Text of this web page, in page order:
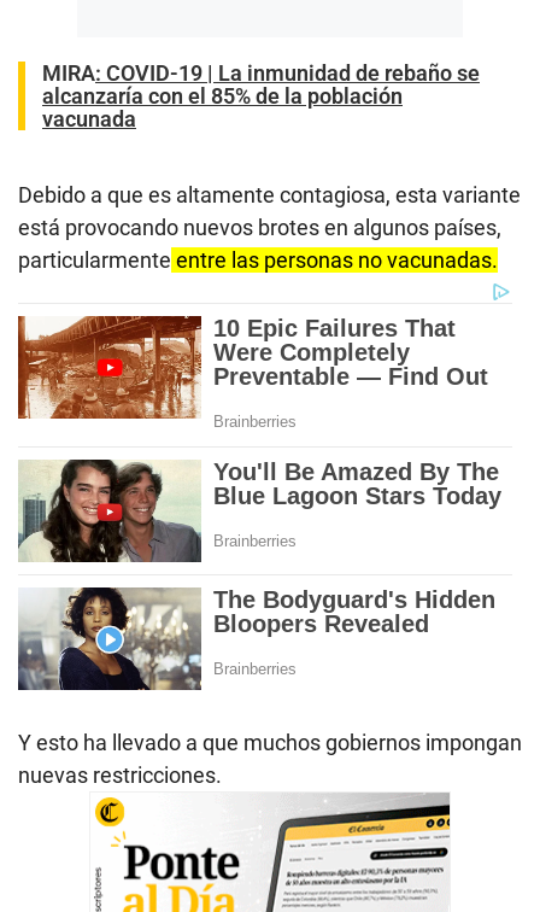
MIRA: COVID-19 | La inmunidad de rebaño se
alcanzaría con el 85% de la población
vacunada
Debido a que es altamente contagiosa, esta variante
está provocando nuevos brotes en algunos países,
particularmente entre las personas no vacunadas.
Y esto ha llevado a que muchos gobiernos impongan
nuevas restricciones.